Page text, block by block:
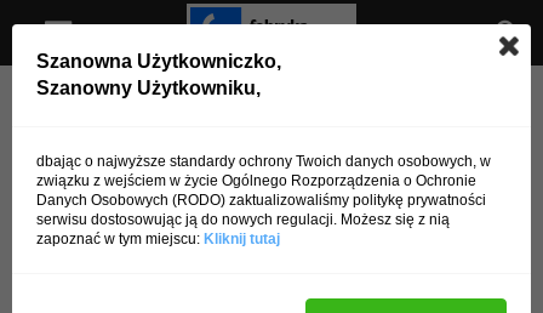
Szanowna Użytkowniczko,
Szanowny Użytkowniku,
dbając o najwyższe standardy ochrony Twoich danych osobowych, w
związku z wejściem w życie Ogólnego Rozporządzenia o Ochronie
Danych Osobowych (RODO) zaktualizowaliśmy politykę prywatności
serwisu dostosowując ją do nowych regulacji. Możesz się z nią
zapoznać w tym miejscu: Kliknij tutaj